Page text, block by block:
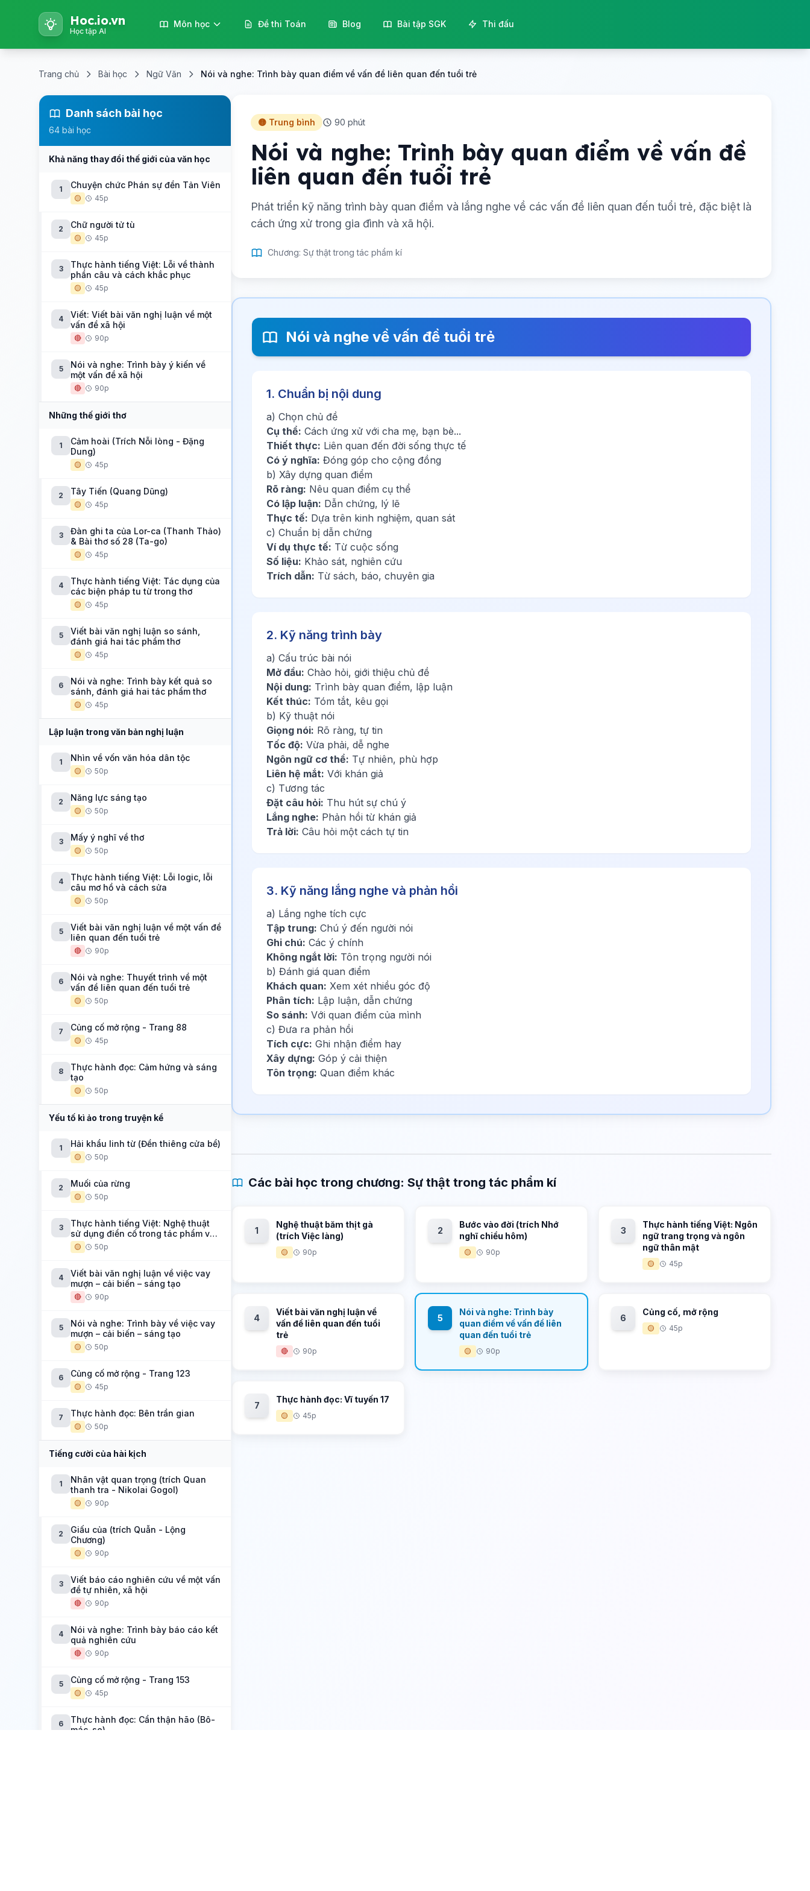
Hoc.io.vn
Học tập AI
Môn học Đề thi Toán Blog Bài tập SGK Thi đấu
Trang chủ Bài học Ngữ Văn Nói và nghe: Trình bày quan điểm về vấn đề liên quan đến tuổi trẻ
🟡 Trung bình 90 phút
Nói và nghe: Trình bày quan điểm về vấn đề
liên quan đến tuổi trẻ
Phát triển kỹ năng trình bày quan điểm và lắng nghe về các vấn đề liên quan đến tuổi trẻ, đặc biệt là
cách ứng xử trong gia đình và xã hội.
Chương: Sự thật trong tác phẩm kí
Nói và nghe về vấn đề tuổi trẻ
1. Chuẩn bị nội dung
a) Chọn chủ đề
Cụ thể: Cách ứng xử với cha mẹ, bạn bè...
Thiết thực: Liên quan đến đời sống thực tế
Có ý nghĩa: Đóng góp cho cộng đồng
b) Xây dựng quan điểm
Rõ ràng: Nêu quan điểm cụ thể
Có lập luận: Dẫn chứng, lý lẽ
Thực tế: Dựa trên kinh nghiệm, quan sát
c) Chuẩn bị dẫn chứng
Ví dụ thực tế: Từ cuộc sống
Số liệu: Khảo sát, nghiên cứu
Trích dẫn: Từ sách, báo, chuyên gia
2. Kỹ năng trình bày
a) Cấu trúc bài nói
Mở đầu: Chào hỏi, giới thiệu chủ đề
Nội dung: Trình bày quan điểm, lập luận
Kết thúc: Tóm tắt, kêu gọi
b) Kỹ thuật nói
Giọng nói: Rõ ràng, tự tin
Tốc độ: Vừa phải, dễ nghe
Ngôn ngữ cơ thể: Tự nhiên, phù hợp
Liên hệ mắt: Với khán giả
c) Tương tác
Đặt câu hỏi: Thu hút sự chú ý
Lắng nghe: Phản hồi từ khán giả
Trả lời: Câu hỏi một cách tự tin
3. Kỹ năng lắng nghe và phản hồi
a) Lắng nghe tích cực
Tập trung: Chú ý đến người nói
Ghi chú: Các ý chính
Không ngắt lời: Tôn trọng người nói
b) Đánh giá quan điểm
Khách quan: Xem xét nhiều góc độ
Phân tích: Lập luận, dẫn chứng
So sánh: Với quan điểm của mình
c) Đưa ra phản hồi
Tích cực: Ghi nhận điểm hay
Xây dựng: Góp ý cải thiện
Tôn trọng: Quan điểm khác
Các bài học trong chương: Sự thật trong tác phẩm kí
1
Nghệ thuật băm thịt gà
(trích Việc làng)
🟡 90p
2
Bước vào đời (trích Nhớ
nghĩ chiều hôm)
🟡 90p
3
Thực hành tiếng Việt: Ngôn
ngữ trang trọng và ngôn
ngữ thân mật
🟡 45p
4
Viết bài văn nghị luận về
vấn đề liên quan đến tuổi
trẻ
🔴 90p
5
Nói và nghe: Trình bày
quan điểm về vấn đề liên
quan đến tuổi trẻ
🟡 90p
6
Củng cố, mở rộng
🟡 45p
7
Thực hành đọc: Vĩ tuyến 17
🟡 45p
Danh sách bài học
64 bài học
Khả năng thay đổi thế giới của văn học
1 Chuyện chức Phán sự đền Tản Viên
🟡 45p
2 Chữ người tử tù
🟡 45p
3
Thực hành tiếng Việt: Lỗi về thành
phần câu và cách khắc phục
🟡 45p
4
Viết: Viết bài văn nghị luận về một
vấn đề xã hội
🔴 90p
5
Nói và nghe: Trình bày ý kiến về
một vấn đề xã hội
🔴 90p
Những thế giới thơ
1
Cảm hoài (Trích Nỗi lòng - Đặng
Dung)
🟡 45p
2 Tây Tiến (Quang Dũng)
🟡 45p
3
Đàn ghi ta của Lor-ca (Thanh Thảo)
& Bài thơ số 28 (Ta-go)
🟡 45p
4
Thực hành tiếng Việt: Tác dụng của
các biện pháp tu từ trong thơ
🟡 45p
5
Viết bài văn nghị luận so sánh,
đánh giá hai tác phẩm thơ
🟡 45p
6
Nói và nghe: Trình bày kết quả so
sánh, đánh giá hai tác phẩm thơ
🟡 45p
Lập luận trong văn bản nghị luận
1 Nhìn về vốn văn hóa dân tộc
🟡 50p
2 Năng lực sáng tạo
🟡 50p
3 Mấy ý nghĩ về thơ
🟡 50p
4
Thực hành tiếng Việt: Lỗi logic, lỗi
câu mơ hồ và cách sửa
🟡 50p
5
Viết bài văn nghị luận về một vấn đề
liên quan đến tuổi trẻ
🔴 90p
6
Nói và nghe: Thuyết trình về một
vấn đề liên quan đến tuổi trẻ
🟡 50p
7 Củng cố mở rộng - Trang 88
🟡 45p
8
Thực hành đọc: Cảm hứng và sáng
tạo
🟡 50p
Yếu tố kì ảo trong truyện kể
1 Hải khẩu linh từ (Đền thiêng cửa bể)
🟡 50p
2 Muối của rừng
🟡 50p
3
Thực hành tiếng Việt: Nghệ thuật
sử dụng điển cố trong tác phẩm văn
học
🟡 50p
4
Viết bài văn nghị luận về việc vay
mượn – cải biến – sáng tạo
🔴 90p
5
Nói và nghe: Trình bày về việc vay
mượn – cải biến – sáng tạo
🟡 50p
6 Củng cố mở rộng - Trang 123
🟡 45p
7 Thực hành đọc: Bên trần gian
🟡 50p
Tiếng cười của hài kịch
1
Nhân vật quan trọng (trích Quan
thanh tra - Nikolai Gogol)
🟡 90p
2
Giấu của (trích Quẫn - Lộng
Chương)
🟡 90p
3
Viết báo cáo nghiên cứu về một vấn
đề tự nhiên, xã hội
🔴 90p
4
Nói và nghe: Trình bày báo cáo kết
quả nghiên cứu
🔴 90p
5 Củng cố mở rộng - Trang 153
🟡 45p
6
Thực hành đọc: Cẩn thận hão (Bô-
mác-se)